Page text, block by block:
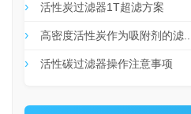
活性炭过滤器1T超滤方案
高密度活性炭作为吸附剂的滤...
活性碳过滤器操作注意事项